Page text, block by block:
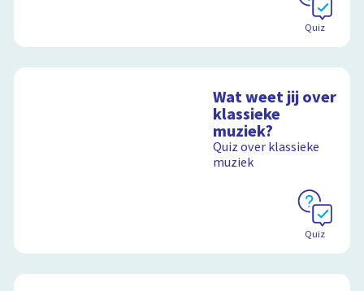
Quiz
Wat weet jij over
klassieke
muziek?
Quiz over klassieke
muziek
Quiz